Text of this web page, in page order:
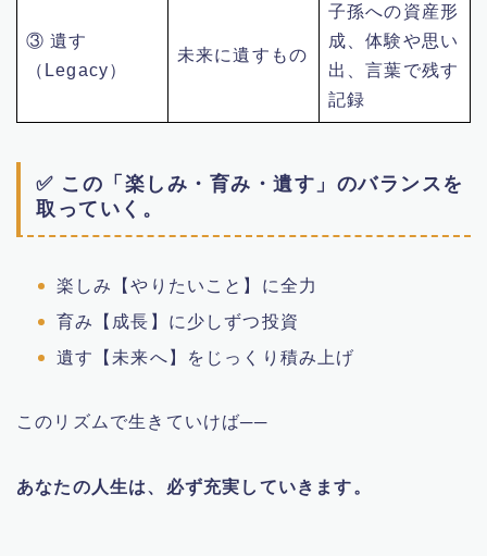
③ 遺す
（Legacy）
未来に遺すもの
子孫への資産形
成、体験や思い
出、言葉で残す
記録
✅ この「楽しみ・育み・遺す」のバランスを
取っていく。
楽しみ【やりたいこと】に全力
育み【成長】に少しずつ投資
遺す【未来へ】をじっくり積み上げ
このリズムで生きていけば──
あなたの人生は、必ず充実していきます。